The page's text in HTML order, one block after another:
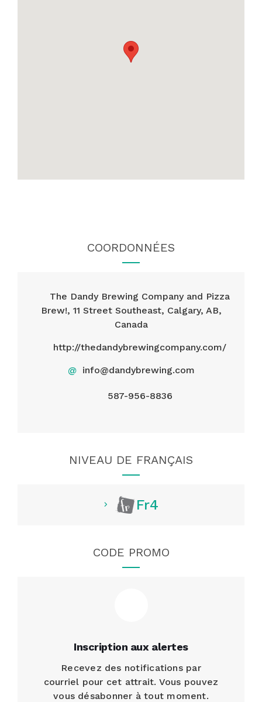
COORDONNÉES
The Dandy Brewing Company and Pizza
Brew!, 11 Street Southeast, Calgary, AB,
Canada
http://thedandybrewingcompany.com/
@ info@dandybrewing.com
587-956-8836
NIVEAU DE FRANÇAIS
Fr4
CODE PROMO
Inscription aux alertes
Recevez des notifications par
courriel pour cet attrait. Vous pouvez
vous désabonner à tout moment.